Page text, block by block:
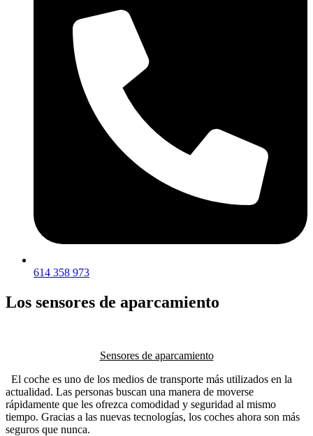
614 358 973
Los sensores de aparcamiento
Sensores de aparcamiento
El coche es uno de los medios de transporte más utilizados en la
actualidad. Las personas buscan una manera de moverse
rápidamente que les ofrezca comodidad y seguridad al mismo
tiempo. Gracias a las nuevas tecnologías, los coches ahora son más
seguros que nunca.